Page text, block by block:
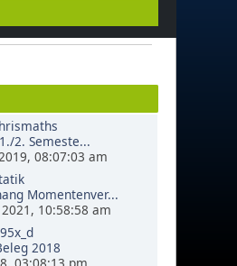
2. Semeste...
08:07:03 am
Momentenver...
10:58:58 am
2018
03:08:13 pm